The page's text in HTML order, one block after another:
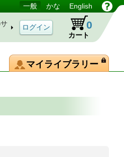
一般 かな English
カート
0
マイライブラリー